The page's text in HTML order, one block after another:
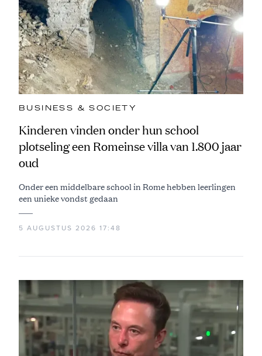
BUSINESS & SOCIETY
Kinderen vinden onder hun school
plotseling een Romeinse villa van 1.800 jaar
oud
Onder een middelbare school in Rome hebben leerlingen
een unieke vondst gedaan
5 AUGUSTUS 2026 17:48